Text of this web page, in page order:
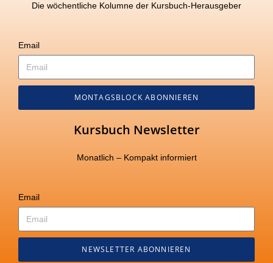
Die wöchentliche Kolumne der Kursbuch-Herausgeber
Email
MONTAGSBLOCK ABONNIEREN
Kursbuch Newsletter
Monatlich – Kompakt informiert
Email
NEWSLETTER ABONNIEREN